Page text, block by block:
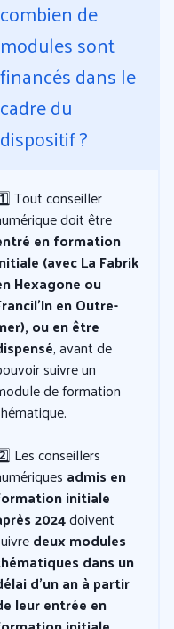
combien de
modules sont
financés dans le
cadre du
dispositif ?
Tout conseiller
doit être
en formation
(avec La Fabrik
Hexagone ou
en Outre-
ou en être
, avant de
suivre un
de formation
Les conseillers
admis en
initiale
2024doivent
deux modules
dans un
d’un an à partir
leur entrée en